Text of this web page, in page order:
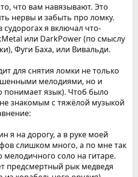
что вам навязывают. Это
нервы и забыть про ломку.
я включал что-
или DarkPower (по смыслу
Фуги Баха, или Вивальди.
для снятия ломки не только
мелодиями, но и
понимает язык). Чтоб было
знакомым с тяжёлой музыкой
я на дорогу, а в руке моей
слишком много, а по мне так
соло на гитаре.
предсмертный рык медведя